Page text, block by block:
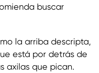
buscar
la arriba descripta,
está por detrás de
axilas que pican.